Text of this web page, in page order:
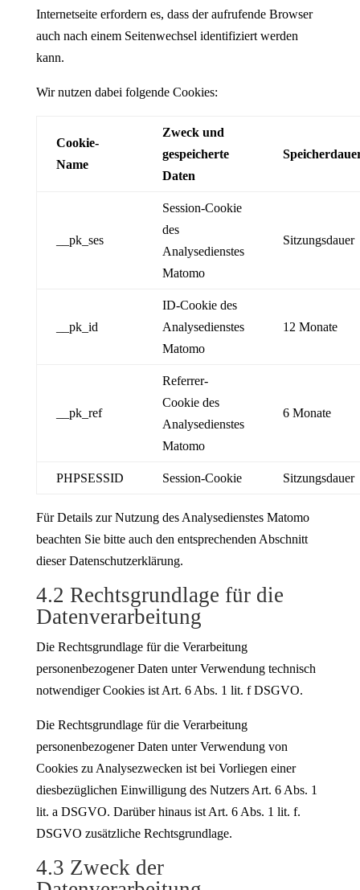
Internetseite erfordern es, dass der aufrufende Browser
auch nach einem Seitenwechsel identifiziert werden
kann.
Wir nutzen dabei folgende Cookies:
Cookie-
Name
Zweck und
gespeicherte
Daten
__pk_ses
Session-Cookie
des
Analysedienstes
Matomo
Sitzungsdauer
__pk_id
ID-Cookie des
Analysedienstes
Matomo
12 Monate
__pk_ref
Referrer-
Cookie des
Analysedienstes
Matomo
6 Monate
PHPSESSID Session-Cookie Sitzungsdauer
Für Details zur Nutzung des Analysedienstes Matomo
beachten Sie bitte auch den entsprechenden Abschnitt
dieser Datenschutzerklärung.
4.2 Rechtsgrundlage für die
Datenverarbeitung
Die Rechtsgrundlage für die Verarbeitung
personenbezogener Daten unter Verwendung technisch
notwendiger Cookies ist Art. 6 Abs. 1 lit. f DSGVO.
Die Rechtsgrundlage für die Verarbeitung
personenbezogener Daten unter Verwendung von
Cookies zu Analysezwecken ist bei Vorliegen einer
diesbezüglichen Einwilligung des Nutzers Art. 6 Abs. 1
lit. a DSGVO. Darüber hinaus ist Art. 6 Abs. 1 lit. f.
DSGVO zusätzliche Rechtsgrundlage.
4.3 Zweck der